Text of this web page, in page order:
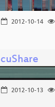
2012-10-14
2012-10-13